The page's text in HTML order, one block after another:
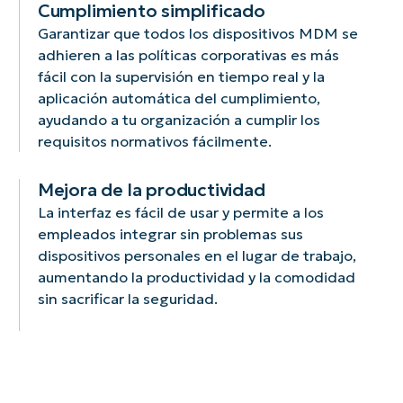
Cumplimiento simplificado
Garantizar que todos los dispositivos MDM se
adhieren a las políticas corporativas es más
fácil con la supervisión en tiempo real y la
aplicación automática del cumplimiento,
ayudando a tu organización a cumplir los
requisitos normativos fácilmente.
Mejora de la productividad
La interfaz es fácil de usar y permite a los
empleados integrar sin problemas sus
dispositivos personales en el lugar de trabajo,
aumentando la productividad y la comodidad
sin sacrificar la seguridad.